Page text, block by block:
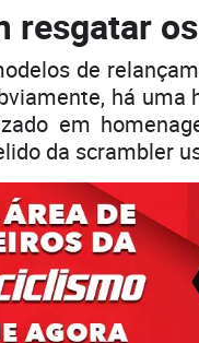
resgatar
de
há
em
da scrambler